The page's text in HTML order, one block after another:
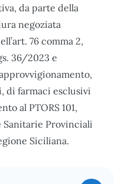
da parte della
negoziata
76 comma 2,
36/2023 e
di farmaci esclusivi
al PTORS 101,
Provinciali
Siciliana.